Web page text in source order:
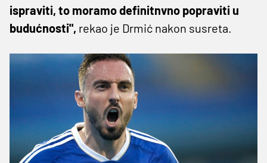
ispraviti, to moramo definitnvno popraviti u
budućnosti", rekao je Drmić nakon susreta.